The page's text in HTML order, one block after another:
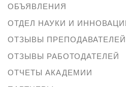
ОБЪЯВЛЕНИЯ
ОТДЕЛ НАУКИ И
ОТЗЫВЫ ПРЕПОДАВАТЕЛЕЙ
ОТЗЫВЫ РАБОТОДАТЕЛЕЙ
ОТЧЕТЫ АКАДЕМИИ